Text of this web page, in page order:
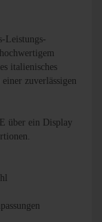
Leistungs-
italienisches
zuverlässigen
über ein Display